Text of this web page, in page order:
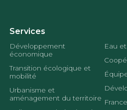
Services
Développement
économique
Transition écologique et
mobilité
Urbanisme et
aménagement du territoire
Eau